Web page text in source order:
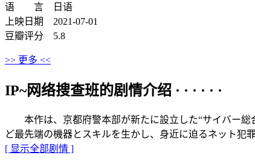
语 言 日语
上映日期 2021-07-01
豆瓣评分 5.8
>> 更多 <<
IP~网络搜查班的剧情介绍 · · · · · ·
本作は、京都府警本部が新たに設立した“サイバー総
ど最先端の機器とスキルを生かし、身近に迫るネット犯
[ 显示全部剧情 ]